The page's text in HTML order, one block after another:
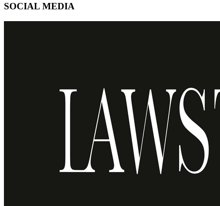
SOCIAL MEDIA